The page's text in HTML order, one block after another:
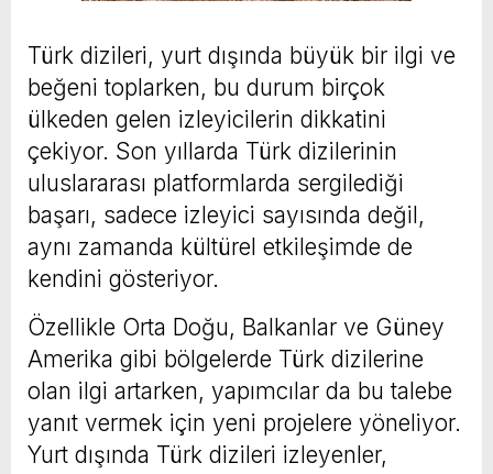
Türk dizileri, yurt dışında büyük bir ilgi ve
beğeni toplarken, bu durum birçok
ülkeden gelen izleyicilerin dikkatini
çekiyor. Son yıllarda Türk dizilerinin
uluslararası platformlarda sergilediği
başarı, sadece izleyici sayısında değil,
aynı zamanda kültürel etkileşimde de
kendini gösteriyor.
Özellikle Orta Doğu, Balkanlar ve Güney
Amerika gibi bölgelerde Türk dizilerine
olan ilgi artarken, yapımcılar da bu talebe
yanıt vermek için yeni projelere yöneliyor.
Yurt dışında Türk dizileri izleyenler,